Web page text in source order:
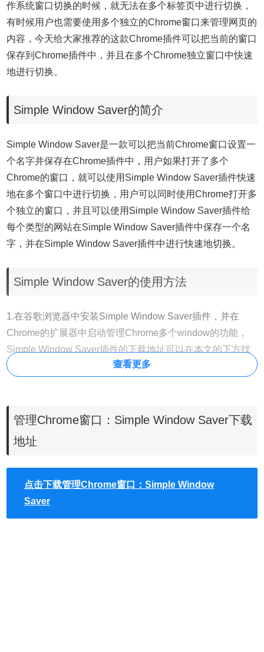
作系统窗口切换的时候，就无法在多个标签页中进行切换，
有时候用户也需要使用多个独立的Chrome窗口来管理网页的
内容，今天给大家推荐的这款Chrome插件可以把当前的窗口
保存到Chrome插件中，并且在多个Chrome独立窗口中快速
地进行切换。
Simple Window Saver的简介
Simple Window Saver是一款可以把当前Chrome窗口设置一
个名字并保存在Chrome插件中，用户如果打开了多个
Chrome的窗口，就可以使用Simple Window Saver插件快速
地在多个窗口中进行切换，用户可以同时使用Chrome打开多
个独立的窗口，并且可以使用Simple Window Saver插件给
每个类型的网站在Simple Window Saver插件中保存一个名
字，并在Simple Window Saver插件中进行快速地切换。
Simple Window Saver的使用方法
1.在谷歌浏览器中安装Simple Window Saver插件，并在
Chrome的扩展器中启动管理Chrome多个window的功能，
Simple Window Saver插件的下载地址可以在本文的下方找
到，离线Simple Window Saver插件的安装方法可参考：
https://huajiakeji.com/chrome/2014-09/177.html。
2.使用Chrome打开一个网页，然后点击Chrome右上角的
插件中，如图所示：
查看更多
管理Chrome窗口：Simple Window Saver下载
地址
点击下载管理Chrome窗口：Simple Window
Saver